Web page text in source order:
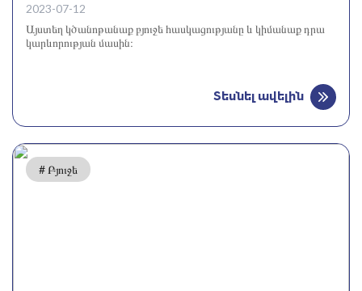
2023-07-12
Այստեղ կծանոթանաք բյուջե հասկացությանը և կիմանաք դրա
կարևորության մասին։
Տեսնել ավելին
# Բյուջե